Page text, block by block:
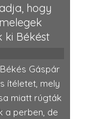
hogy
Békést
Gáspár
ítéletet, mely
miatt rúgták
a perben, de